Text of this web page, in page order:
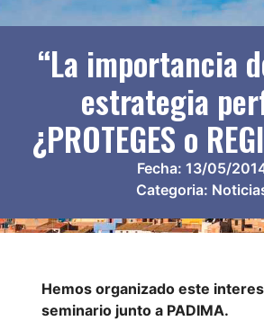
“La importancia
estrategia
¿PROTEGES o
Fecha: 13/05/
Categoria:
Hemos organizado este
seminario junto a PADIMA.